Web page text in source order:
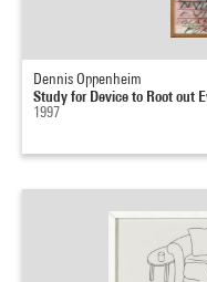
Dennis Oppenheim
Study for Device to Root out
1997